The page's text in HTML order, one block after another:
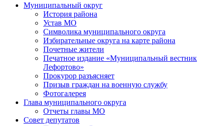
Муниципальный округ
История района
Устав МО
Символика муниципального округа
Избирательные округа на карте района
Почетные жители
Печатное издание «Муниципальный вестник
Лефортово»
Прокурор разъясняет
Призыв граждан на военную службу
Фотогалерея
Глава муниципального округа
Отчеты главы МО
Совет депутатов